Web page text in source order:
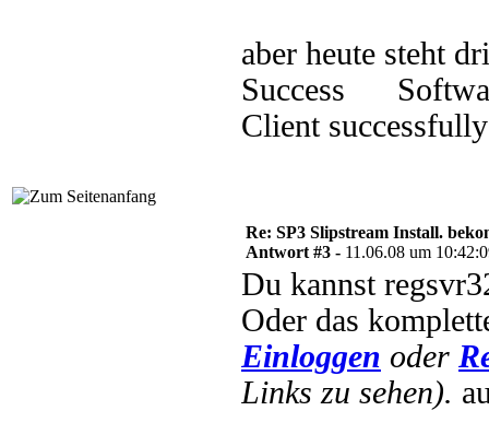
aber heute steht
Success
Client
Re: SP3 Slipstream Install.
Antwort #3 - 11.06.08 um
Du kannst
Oder das
Einloggen oder
Links zu sehen).